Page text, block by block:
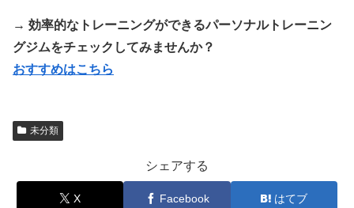
→ 効率的なトレーニングができるパーソナルトレーニン
グジムをチェックしてみませんか？
おすすめはこちら
未分類
シェアする
X Facebook はてブ